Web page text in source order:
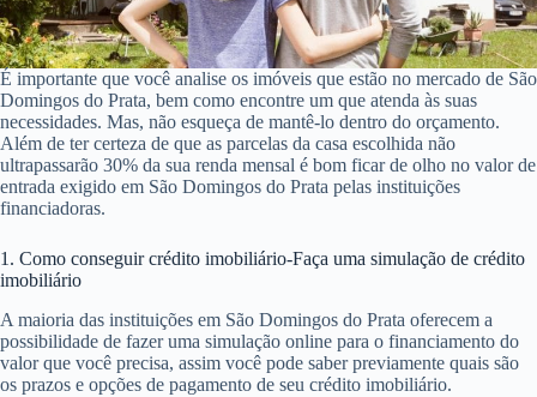
É importante que você analise os imóveis que estão no mercado de São
Domingos do Prata, bem como encontre um que atenda às suas
necessidades. Mas, não esqueça de mantê-lo dentro do orçamento.
Além de ter certeza de que as parcelas da casa escolhida não
ultrapassarão 30% da sua renda mensal é bom ficar de olho no valor de
entrada exigido em São Domingos do Prata pelas instituições
financiadoras.
1. Como conseguir crédito imobiliário-Faça uma simulação de crédito
imobiliário
A maioria das instituições em São Domingos do Prata oferecem a
possibilidade de fazer uma simulação online para o financiamento do
valor que você precisa, assim você pode saber previamente quais são
os prazos e opções de pagamento de seu crédito imobiliário.